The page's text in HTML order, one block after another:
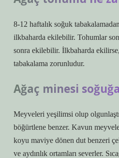
8-12 haftalık soğuk
ilkbaharda ekilebilir. Tohumlar
sonra ekilebilir. İlkbaharda
tabakalama zorunludur.
Ağaç minesi
Meyveleri yeşilimsi olup
böğürtlene benzer. Kavun
koyu maviye dönen dut benzeri
ve aydınlık ortamları severler.